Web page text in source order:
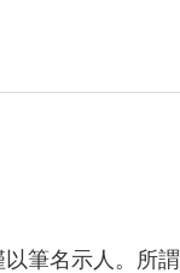
鬥智鬥力，情
筆名示人。所